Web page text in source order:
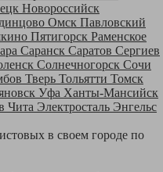
Новороссийск
Омск Павловский
Пятигорск Раменское
Саранск Саратов Сергиев
Солнечногорск Сочи
Тверь Тольятти Томск
Уфа Ханты-Мансийск
Чита Электросталь Энгельс
в своем городе по